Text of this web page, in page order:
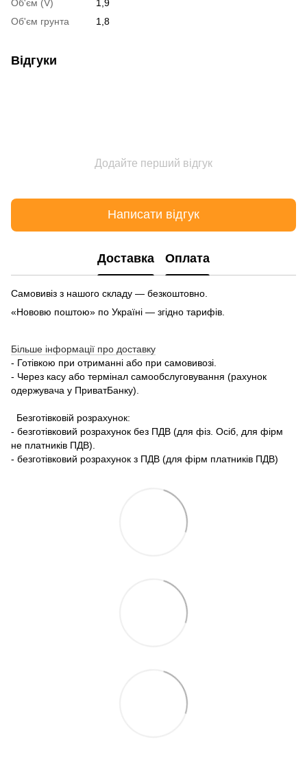
Об'єм (V)
1,9
Об'єм грунта
1,8
Відгуки
Додайте перший відгук
Написати відгук
Доставка Оплата
Самовивіз з нашого складу — безкоштовно.
«Нововю поштою» по Україні — згідно тарифів.
Більше інформації про доставку
- Готівкою при отриманні або при самовивозі.
- Через касу або термінал самообслуговування (рахунок
одержувача у ПриватБанку).
Безготівковій розрахунок:
- безготівковий розрахунок без ПДВ (для фіз. Осіб, для фірм
не платників ПДВ).
- безготівковий розрахунок з ПДВ (для фірм платників ПДВ)